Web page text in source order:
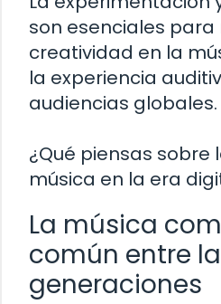
son esenciales
creatividad en la
la experiencia
audiencias globales.
¿Qué piensas sobre
música en la era
La música
común entre
generaciones